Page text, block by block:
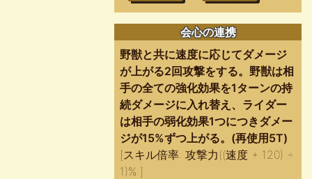
会心の連携
野獣と共に速度に応じてダメージ
が上がる2回攻撃をする。野獣は相
手の全ての強化効果を1ターンの持
続ダメージに入れ替え、ライダー
は相手の弱化効果1つにつきダメー
ジが15%ずつ上がる。(再使用5T)
[スキル倍率: 攻撃力((速度 + 120) ÷
1)% ]